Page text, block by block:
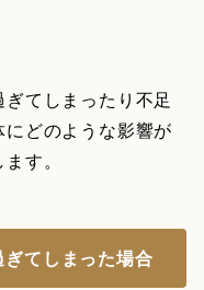
てしまったり不足
どのような影響が
す。
てしまった場合